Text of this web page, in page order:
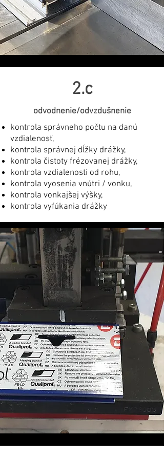
2.c
odvodnenie/odvzdušnenie
kontrola správneho počtu na danú
vzdialenosť,
kontrola správnej dĺžky drážky,
kontrola čistoty frézovanej drážky,
kontrola vzdialenosti od rohu,
kontrola vyosenia vnútri / vonku,
kontrola vonkajšej výšky,
kontrola vyfúkania drážky